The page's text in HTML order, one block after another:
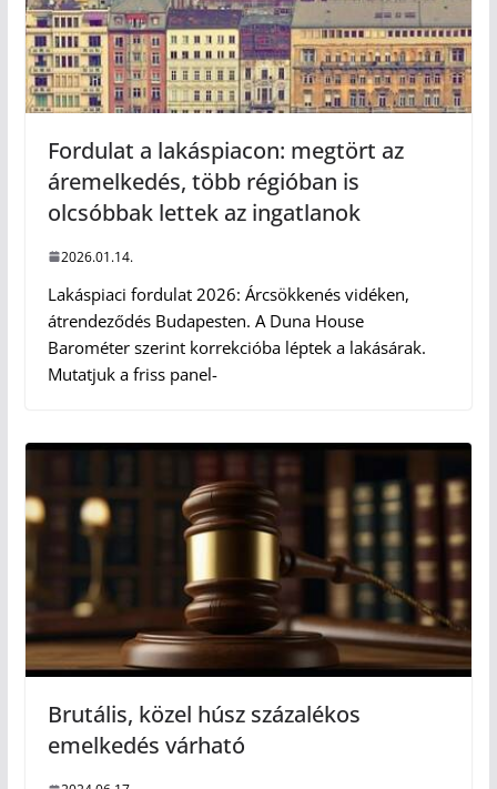
Fordulat a lakáspiacon: megtört az
áremelkedés, több régióban is
olcsóbbak lettek az ingatlanok
2026.01.14.
Lakáspiaci fordulat 2026: Árcsökkenés vidéken,
átrendeződés Budapesten. A Duna House
Barométer szerint korrekcióba léptek a lakásárak.
Mutatjuk a friss panel-
Brutális, közel húsz százalékos
emelkedés várható